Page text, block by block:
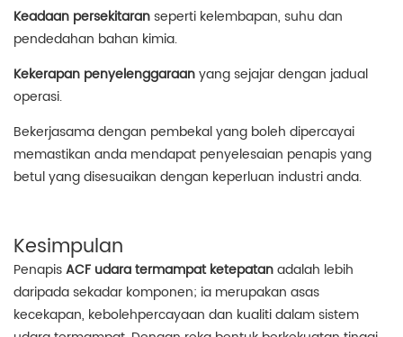
Keadaan persekitaranseperti kelembapan, suhu dan
pendedahan bahan kimia.
Kekerapan penyelenggaraanyang sejajar dengan jadual
operasi.
Bekerjasama dengan pembekal yang boleh dipercayai
memastikan anda mendapat penyelesaian penapis yang
betul yang disesuaikan dengan keperluan industri anda.
Kesimpulan
PenapisACF udara termampat ketepatanadalah lebih
daripada sekadar komponen; ia merupakan asas
kecekapan, kebolehpercayaan dan kualiti dalam sistem